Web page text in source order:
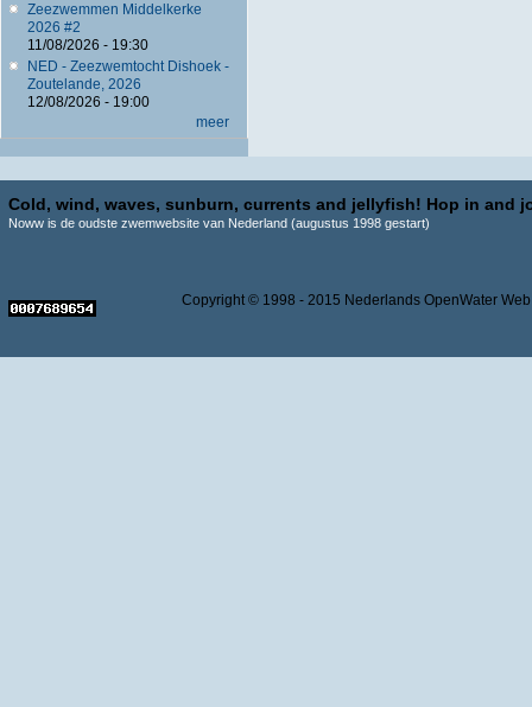
Zeezwemmen Middelkerke
2026 #2
11/08/2026 - 19:30
NED - Zeezwemtocht Dishoek -
Zoutelande, 2026
12/08/2026 - 19:00
meer
Cold, wind, waves, sunburn, currents and jellyfish! Hop in and
Noww is de oudste zwemwebsite van Nederland (augustus 1998 gestart)
Copyright © 1998 - 2015 Nederlands OpenWater